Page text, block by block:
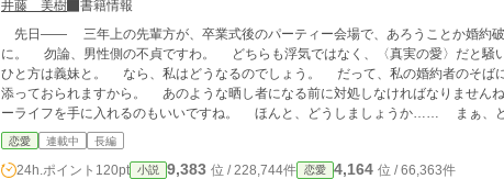
井藤 美樹
書籍情報
先日―― 三年上の先輩方が、卒業式後のパーティー会場で、あろうことか婚約
に。 勿論、男性側の不貞ですわ。 どちらも浮気ではなく、〈真実の愛〉だと騒
ひと方は義妹と。 なら、私はどうなるのでしょう。 だって、私の婚約者のそば
添っておられますから。 あのような晒し者になる前に対処しなければなりません
ーライフを手に入れるのもいいですね。 ほんと、どうしましょうか…… まぁ、
るだけですけどね。 鋼なみにメンタルが強い少女が兄姉の手を借りながら、様々な障害を乗り越え、自分の居場所を探し掴み取る
物語です。
恋愛 連載中 長編
24h.ポイント 120pt 小説 9,383 位 / 228,744件 恋愛 4,164 位 / 66,363件